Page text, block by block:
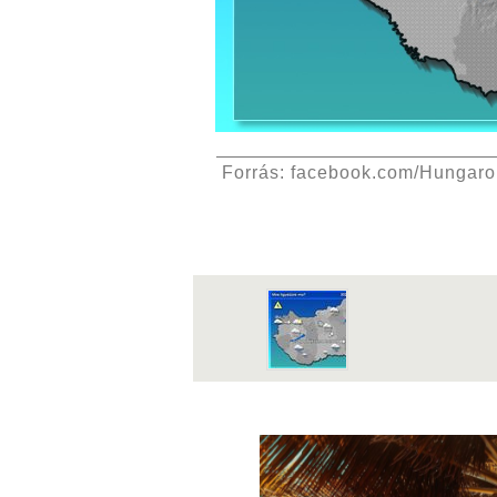
Forrás: facebook.com/